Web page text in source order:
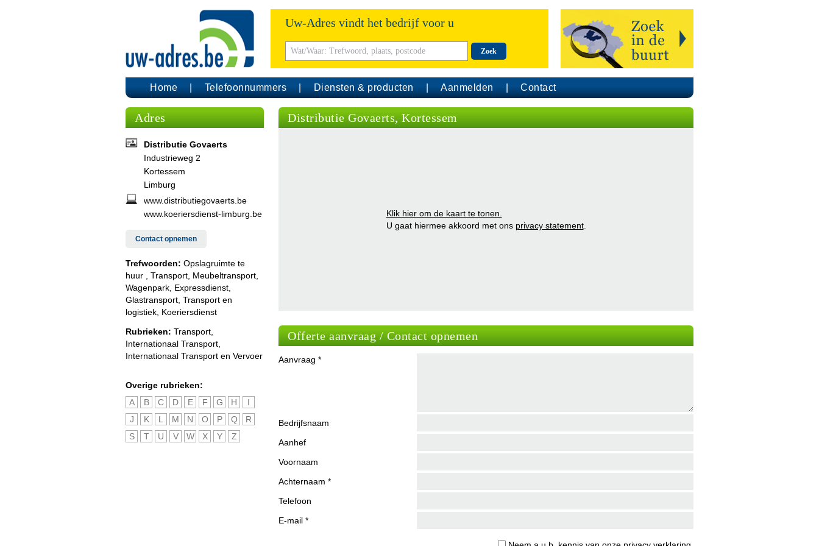
Uw-Adres vindt het bedrijf voor u
Zoek
Home Telefoonnummers Diensten & producten Aanmelden Contact
Adres
Distributie Govaerts
Industrieweg 2
Kortessem
Limburg
www.distributiegovaerts.be
www.koeriersdienst-limburg.be
Contact opnemen
Trefwoorden: Opslagruimte te
huur , Transport, Meubeltransport,
Wagenpark, Expressdienst,
Glastransport, Transport en
logistiek, Koeriersdienst
Rubrieken: Transport
Internationaal Transport
Internationaal Transport en Vervoer
Overige rubrieken:
A
B C D E F G H
I
J
K L M N O P Q
R
S
T U V W X Y Z
Distributie Govaerts, Kortessem
Klik hier om de kaart te tonen.
U gaat hiermee akkoord met ons privacy statement.
Offerte aanvraag / Contact opnemen
Aanvraag *
Bedrijfsnaam
Aanhef
Voornaam
Achternaam *
Telefoon
E-mail *